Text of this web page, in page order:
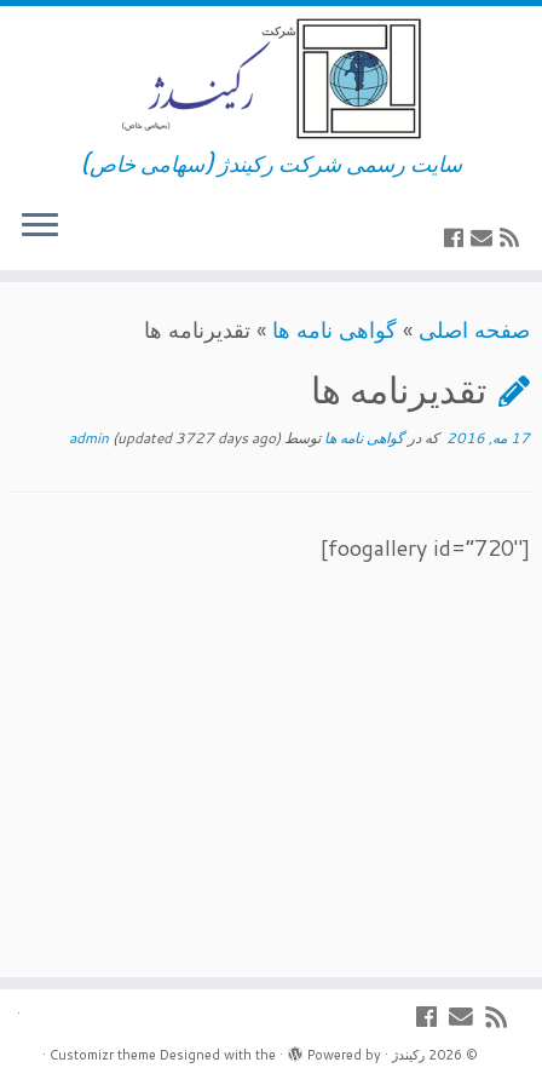
سایت رسمی شرکت رکیندژ (سهامی خاص)
»گواهی نامه ها »تقدیرنامه ها
تقدیرنامه ها
17 مه, 2016 ‎که در گواهی نامه ها admin (updated 3727 days ago)
[foogallery id=”720″]
·
© 2026 رکیندژ ·
Powered by
·
Designed with the
Customizr theme
·